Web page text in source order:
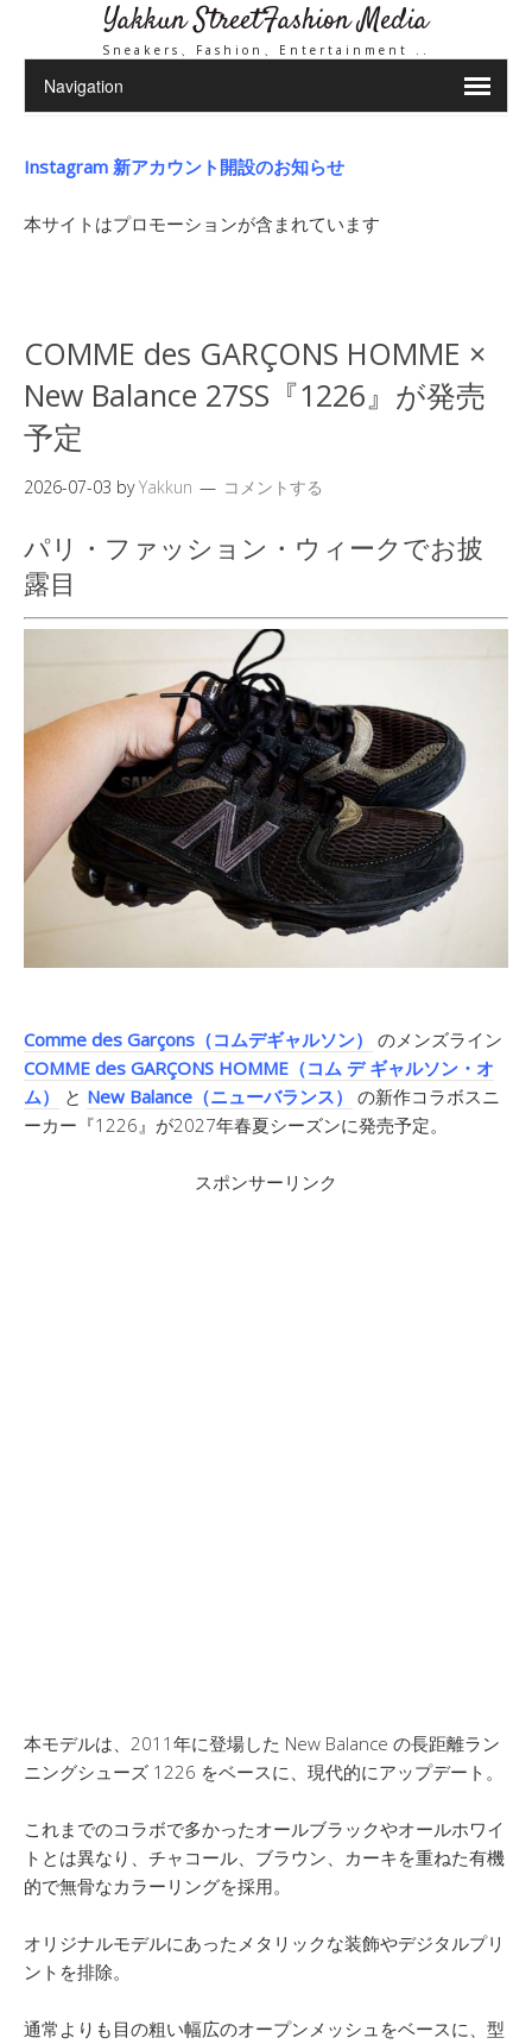
Yakkun StreetFashion Media
Sneakers、Fashion、Entertainment ..
Instagram 新アカウント開設のお知らせ
本サイトはプロモーションが含まれています
COMME des GARÇONS HOMME ×
New Balance 27SS『1226』が発売
予定
2026-07-03 byYakkun コメントする
パリ・ファッション・ウィークでお披
露目
Comme des Garçons（コムデギャルソン）
のメンズライン
COMME des GARÇONS HOMME（コム デ ギャルソン・オ
ム）
と New Balance（ニューバランス）
の新作コラボスニ
ーカー『1226』が2027年春夏シーズンに発売予定。
スポンサーリンク
本モデルは、2011年に登場した New Balance の長距離ラン
ニングシューズ 1226 をベースに、現代的にアップデート。
これまでのコラボで多かったオールブラックやオールホワイ
トとは異なり、チャコール、ブラウン、カーキを重ねた有機
的で無骨なカラーリングを採用。
オリジナルモデルにあったメタリックな装飾やデジタルプリ
ントを排除。
通常よりも目の粗い幅広のオープンメッシュをベースに、型